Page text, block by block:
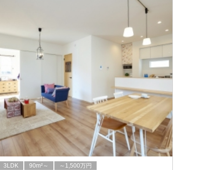
3LDK 90m²～ ～1,500万円